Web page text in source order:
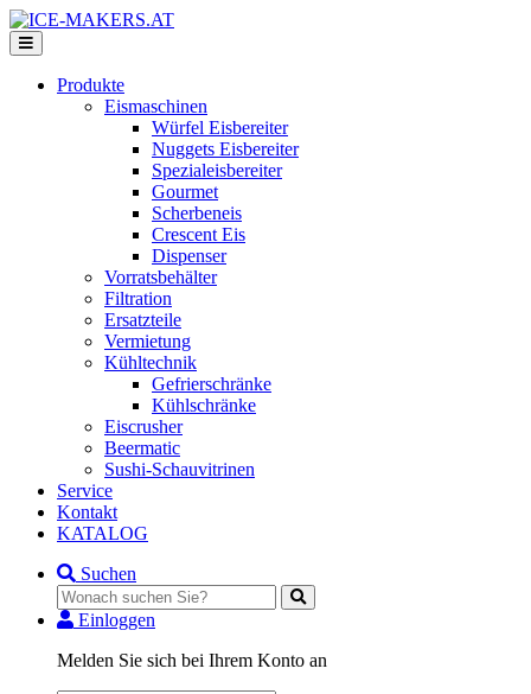
Produkte
Eismaschinen
Würfel Eisbereiter
Nuggets Eisbereiter
Spezialeisbereiter
Gourmet
Scherbeneis
Crescent Eis
Dispenser
Vorratsbehälter
Filtration
Ersatzteile
Vermietung
Kühltechnik
Gefrierschränke
Kühlschränke
Eiscrusher
Beermatic
Sushi-Schauvitrinen
Service
Kontakt
KATALOG
Suchen
Einloggen
Melden Sie sich bei Ihrem Konto an